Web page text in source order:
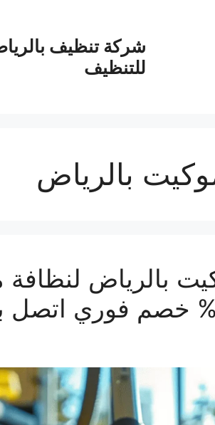
شركة تنظيف
للتنظيف
بالرياض
بالرياض لنظافة